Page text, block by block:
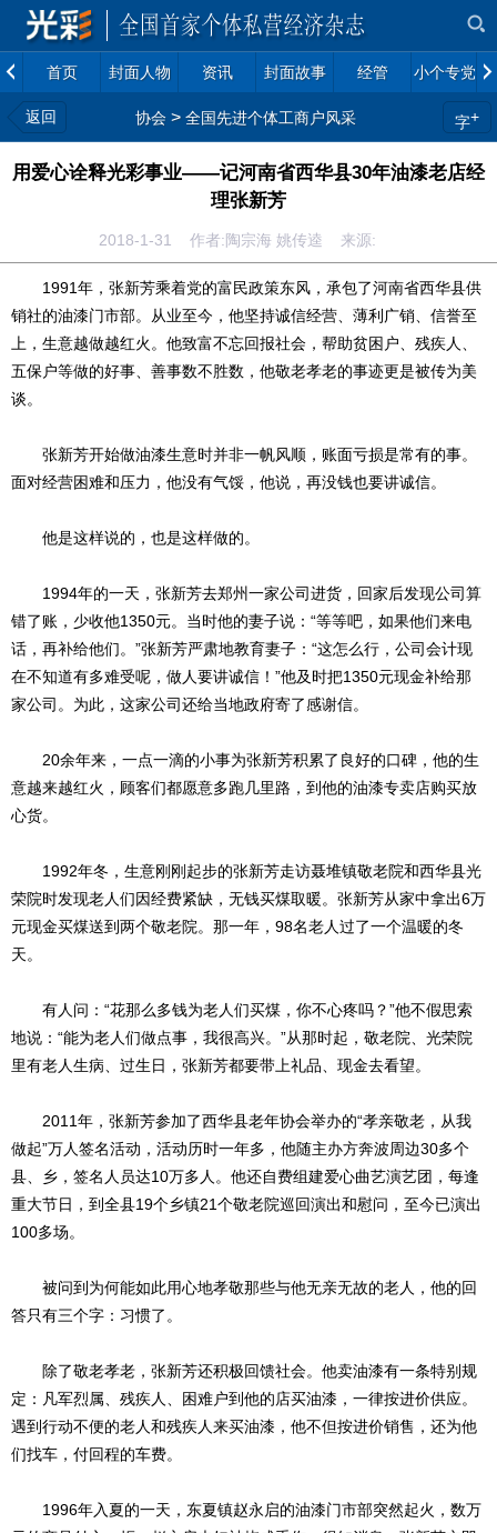
首页 封面人物 资讯 封面故事 经管 小个专党建
返回 协会 > 全国先进个体工商户风采 字+
用爱心诠释光彩事业——记河南省西华县30年油漆老店经
理张新芳
2018-1-31 作者:陶宗海 姚传逵 来源:
1991年，张新芳乘着党的富民政策东风，承包了河南省西华县供
销社的油漆门市部。从业至今，他坚持诚信经营、薄利广销、信誉至
上，生意越做越红火。他致富不忘回报社会，帮助贫困户、残疾人、
五保户等做的好事、善事数不胜数，他敬老孝老的事迹更是被传为美
谈。
张新芳开始做油漆生意时并非一帆风顺，账面亏损是常有的事。
面对经营困难和压力，他没有气馁，他说，再没钱也要讲诚信。
他是这样说的，也是这样做的。
1994年的一天，张新芳去郑州一家公司进货，回家后发现公司算
错了账，少收他1350元。当时他的妻子说：“等等吧，如果他们来电
话，再补给他们。”张新芳严肃地教育妻子：“这怎么行，公司会计现
在不知道有多难受呢，做人要讲诚信！”他及时把1350元现金补给那
家公司。为此，这家公司还给当地政府寄了感谢信。
20余年来，一点一滴的小事为张新芳积累了良好的口碑，他的生
意越来越红火，顾客们都愿意多跑几里路，到他的油漆专卖店购买放
心货。
1992年冬，生意刚刚起步的张新芳走访聂堆镇敬老院和西华县光
荣院时发现老人们因经费紧缺，无钱买煤取暖。张新芳从家中拿出6万
元现金买煤送到两个敬老院。那一年，98名老人过了一个温暖的冬
天。
有人问：“花那么多钱为老人们买煤，你不心疼吗？”他不假思索
地说：“能为老人们做点事，我很高兴。”从那时起，敬老院、光荣院
里有老人生病、过生日，张新芳都要带上礼品、现金去看望。
2011年，张新芳参加了西华县老年协会举办的“孝亲敬老，从我
做起”万人签名活动，活动历时一年多，他随主办方奔波周边30多个
县、乡，签名人员达10万多人。他还自费组建爱心曲艺演艺团，每逢
重大节日，到全县19个乡镇21个敬老院巡回演出和慰问，至今已演出
100多场。
被问到为何能如此用心地孝敬那些与他无亲无故的老人，他的回
答只有三个字：习惯了。
除了敬老孝老，张新芳还积极回馈社会。他卖油漆有一条特别规
定：凡军烈属、残疾人、困难户到他的店买油漆，一律按进价供应。
遇到行动不便的老人和残疾人来买油漆，他不但按进价销售，还为他
们找车，付回程的车费。
1996年入夏的一天，东夏镇赵永启的油漆门市部突然起火，数万